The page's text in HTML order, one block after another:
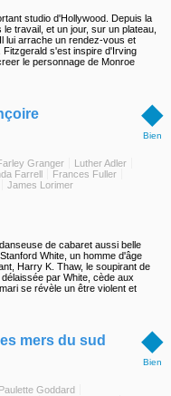
studio d'Hollywood. Depuis la
travail, et un jour, sur un plateau,
lui arrache un rendez-vous et
Fitzgerald s'est inspire d'Irving
le personnage de Monroe
◆
Bien
Granger
Luther Adler
Farrell
Frances Fuller
James Lorimer
de cabaret aussi belle
White, un homme d'âge
Harry K. Thaw, le soupirant de
par White, cède aux
se révèle un être violent et
◆
Bien
mers du sud
Paulette Goddard